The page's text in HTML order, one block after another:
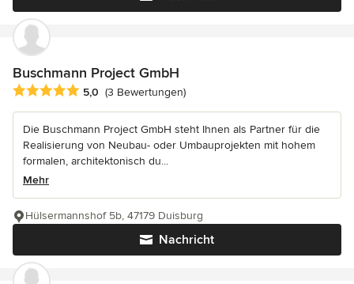
Buschmann Project GmbH
Durchschnittliche Bewertung: 5 von 5 Sternen
5,0 (3 Bewertungen)
Die Buschmann Project GmbH steht Ihnen als Partner für die
Realisierung von Neubau- oder Umbauprojekten mit hohem
formalen, architektonisch du...
Mehr
Nachricht
Hülsermannshof 5b, 47179 Duisburg